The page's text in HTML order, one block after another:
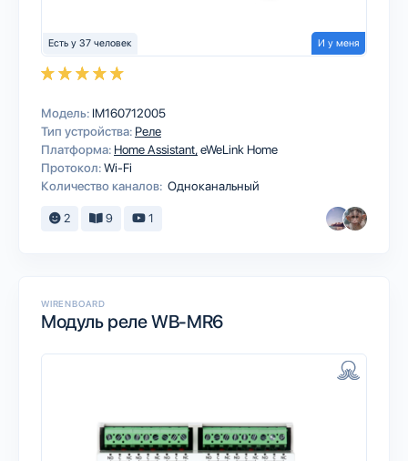
Есть у 37 человек И у меня
Модель: IM160712005
Тип устройства: Реле
Платформа: Home AssistanteWeLink Home
Протокол:Wi-Fi
Количество каналов: Одноканальный
2 9 1
WIRENBOARD
Модуль реле WB-MR6